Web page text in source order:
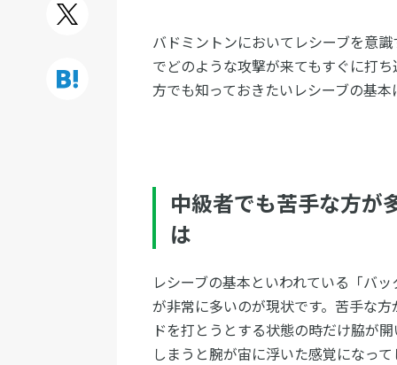
バドミントンにおいてレシーブを意
でどのような攻撃が来てもすぐに打
方でも知っておきたいレシーブの基
中級者でも苦手な方が
は
レシーブの基本といわれている「バ
が非常に多いのが現状です。苦手な
ドを打とうとする状態の時だけ脇が
しまうと腕が宙に浮いた感覚になっ